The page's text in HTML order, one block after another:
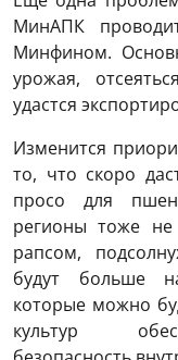
МинАПК
Минфином.
урожая,
удастся
Изменится
то, что скоро
просо для
регионы тоже не
рапсом,
будут больше
которые можно
культур